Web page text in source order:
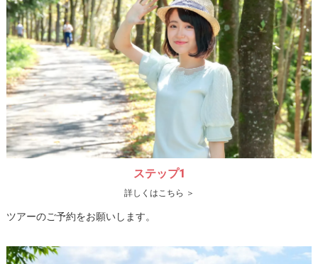
ステップ1
詳しくはこちら ＞
ツアーのご予約をお願いします。